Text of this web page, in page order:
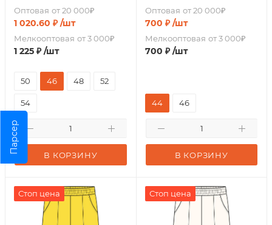
Оптовая от 20 000₽
1 020.60 ₽ /шт
Мелкооптовая от 3 000₽
1 225 ₽ /шт
В КОРЗИНУ
50 46 48 52
54
Оптовая от 20 000₽
700 ₽ /шт
Мелкооптовая от 3 000₽
700 ₽ /шт
В КОРЗИНУ
44 46
Стоп цена Стоп цена
Парсер